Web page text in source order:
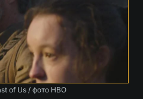
of Us / фото HBO